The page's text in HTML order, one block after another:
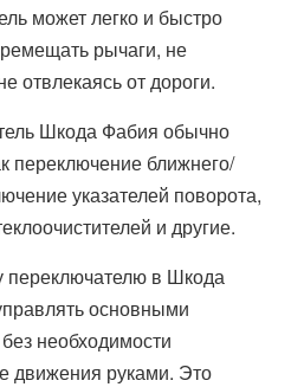
может легко и быстро
рычаги, не
отвлекаясь от дороги.
Шкода Фабия обычно
переключение ближнего/
указателей поворота,
и другие.
переключателю в Шкода
основными
необходимости
движения руками. Это